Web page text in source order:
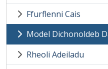
Ffurflenni Cais
Model Dichonoldeb
Rheoli Adeiladu